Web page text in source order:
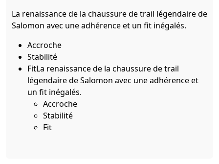
La renaissance de la chaussure de trail légendaire de
Salomon avec une adhérence et un fit inégalés.
Accroche
Stabilité
FitLa renaissance de la chaussure de trail
légendaire de Salomon avec une adhérence et
un fit inégalés.
Accroche
Stabilité
Fit